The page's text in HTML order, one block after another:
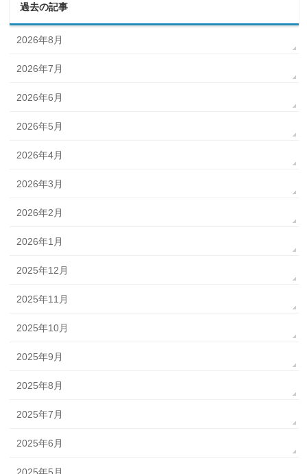
過去の記事
2026年8月
2026年7月
2026年6月
2026年5月
2026年4月
2026年3月
2026年2月
2026年1月
2025年12月
2025年11月
2025年10月
2025年9月
2025年8月
2025年7月
2025年6月